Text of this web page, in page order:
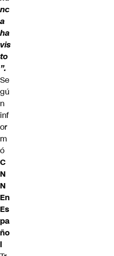
nc
a
ha
vis
to
”.
Se
gú
n
inf
or
m
ó
C
N
N
En
Es
pa
ño
l